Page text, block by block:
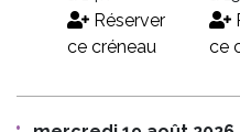
Réserver
ce créneau
ce